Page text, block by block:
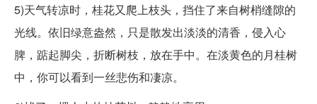
5)天气转凉时，桂花又爬上枝头，挡住了来自树梢缝隙的
光线。依旧绿意盎然，只是散发出淡淡的清香，侵入心
脾，踮起脚尖，折断树枝，放在手中。在淡黄色的月桂树
中，你可以看到一丝悲伤和凄凉。